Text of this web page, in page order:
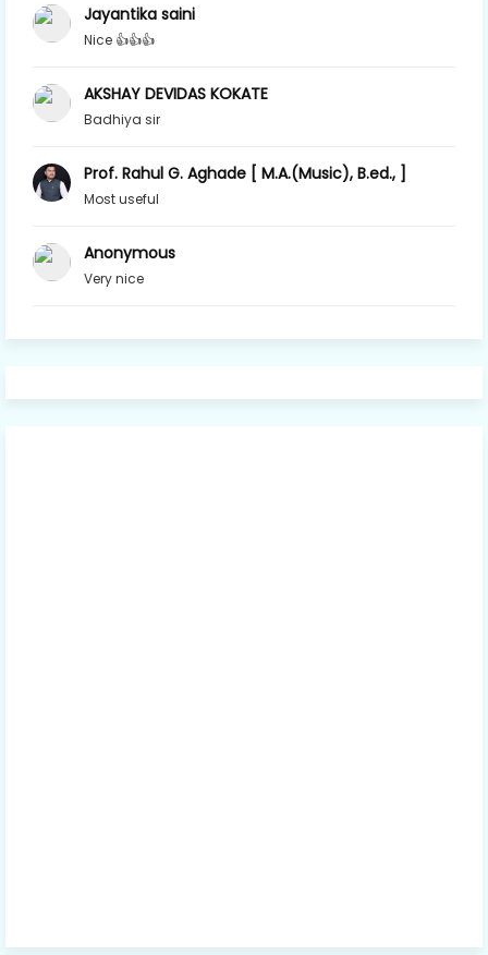
Jayantika saini
Nice 👍👍👍
AKSHAY DEVIDAS KOKATE
Badhiya sir
Prof. Rahul G. Aghade [ M.A.(Music), B.ed., ]
Most useful
Anonymous
Very nice